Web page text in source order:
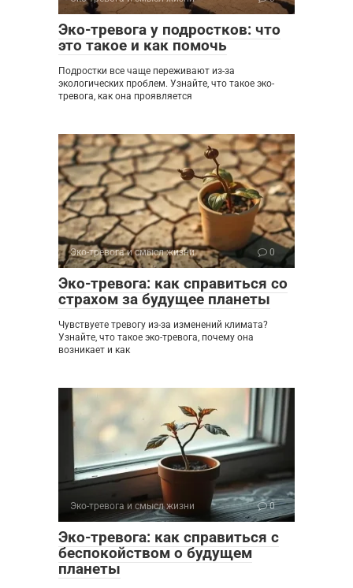
Эко-тревога у подростков: что
это такое и как помочь
Подростки все чаще переживают из-за
экологических проблем. Узнайте, что такое эко-
тревога, как она проявляется
Эко-тревога и смысл жизни 0
Эко-тревога: как справиться со
страхом за будущее планеты
Чувствуете тревогу из-за изменений климата?
Узнайте, что такое эко-тревога, почему она
возникает и как
Эко-тревога и смысл жизни 0
Эко-тревога: как справиться с
беспокойством о будущем
планеты